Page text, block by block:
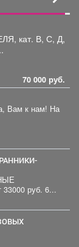
кат. В, С, Д,
70 000 руб.
Вам к нам! На
п от 33000 руб. 6...